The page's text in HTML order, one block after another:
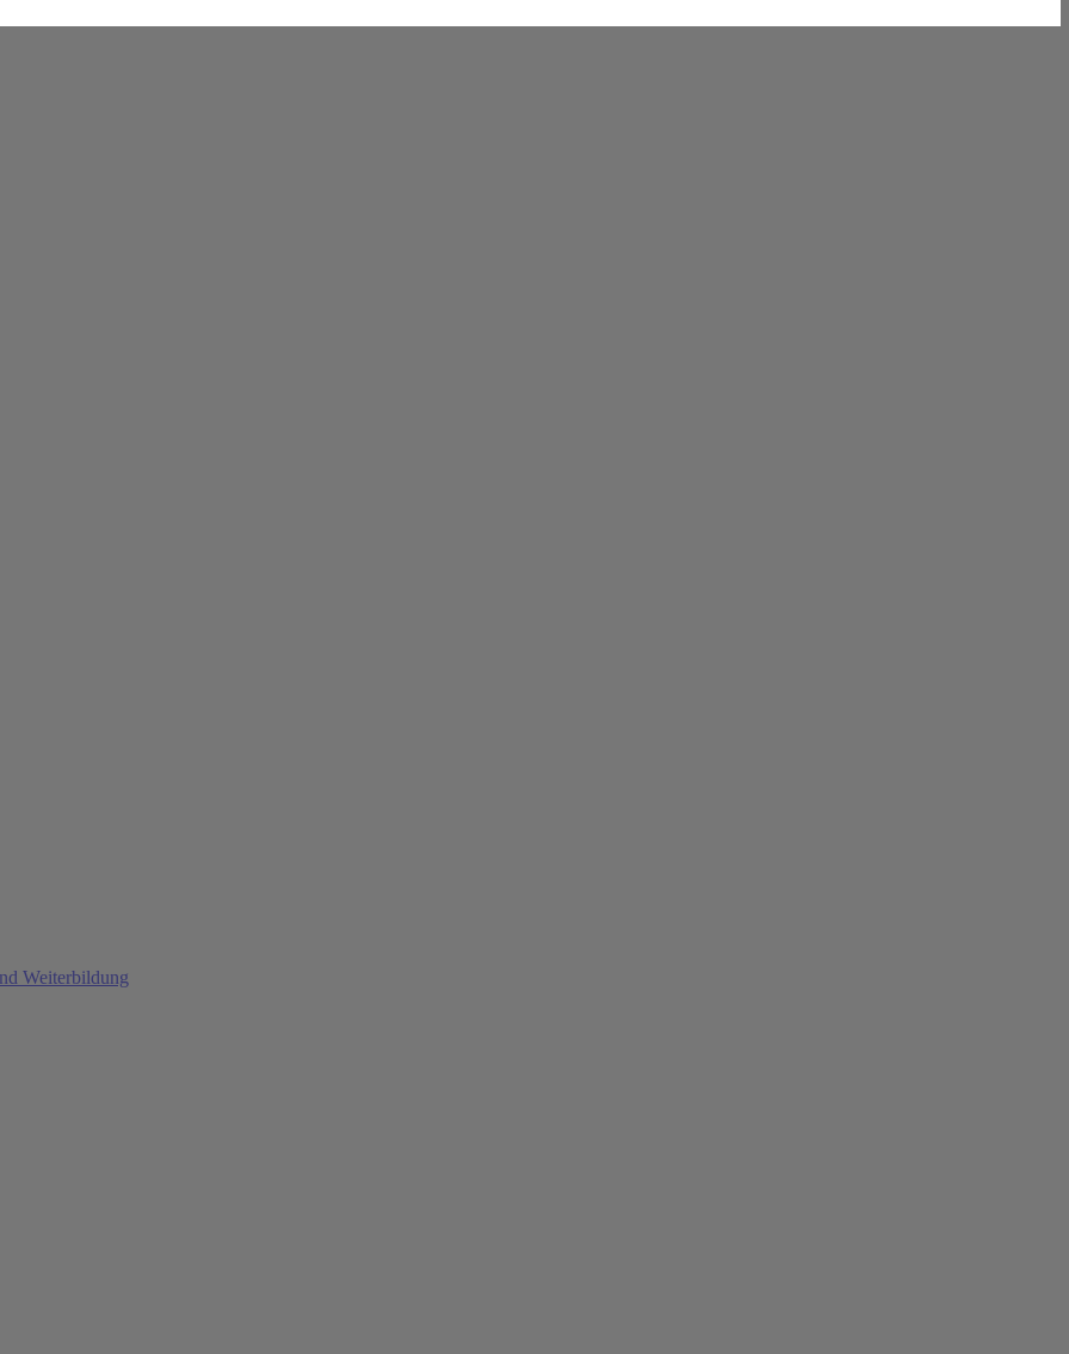
Weiterbildung